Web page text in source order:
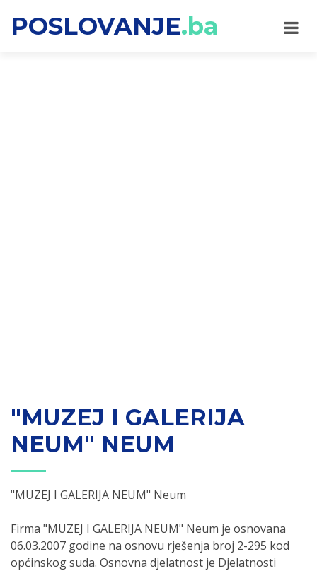
POSLOVANJE.ba
"MUZEJ I GALERIJA
NEUM" NEUM
"MUZEJ I GALERIJA NEUM" Neum
Firma "MUZEJ I GALERIJA NEUM" Neum je osnovana
06.03.2007 godine na osnovu rješenja broj 2-295 kod
općinskog suda. Osnovna djelatnost je Djelatnosti